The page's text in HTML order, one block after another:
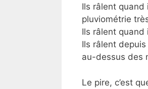
Ils râlent quand
pluviométrie
Ils râlent quand
Ils râlent
au-dessus des
Le pire, c’est